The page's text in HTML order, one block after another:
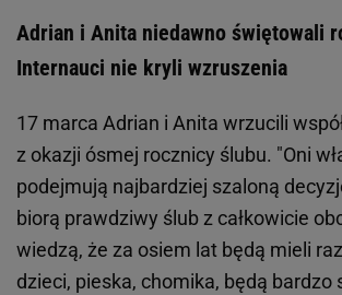
Adrian i Anita niedawno świętowali
Internauci nie kryli wzruszenia
17 marca Adrian i Anita wrzucili
z okazji ósmej rocznicy ślubu. "Oni
podejmują najbardziej szaloną
biorą prawdziwy ślub z całkowicie
wiedzą, że za osiem lat będą mieli
dzieci, pieska, chomika, będą bardzo